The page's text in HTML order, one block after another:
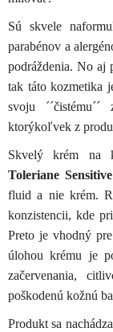
Sú skvele
parabénov a
podráždenia. No aj
tak táto kozmetika
svoju
ktorýkoľvek z
Skvelý krém na
Toleriane
fluid a nie krém.
konzistencii, kde
Preto je vhodný
úlohou krému je
začervenania,
poškodenú kožnú
Produkt sa